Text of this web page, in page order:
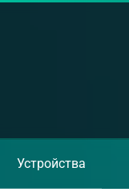
Устройства